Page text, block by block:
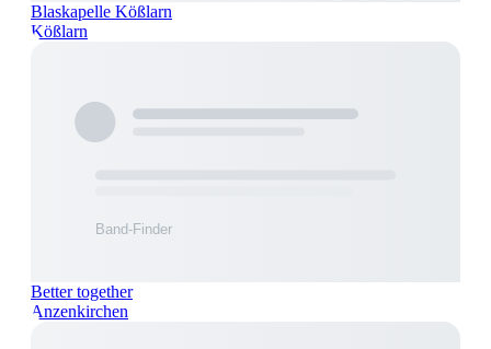
Blaskapelle Kößlarn
Kößlarn
Better together
Anzenkirchen